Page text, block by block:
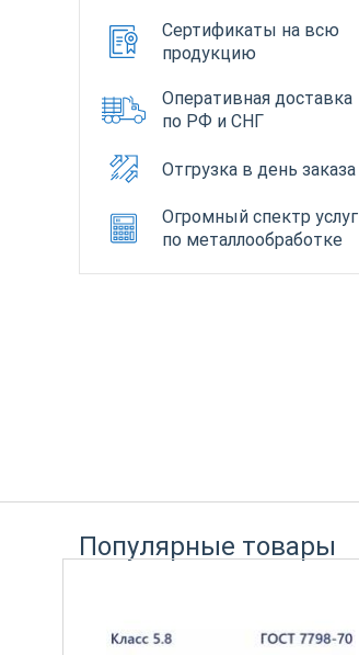
Сертификаты на всю
продукцию
Оперативная доставка
по РФ и СНГ
Отгрузка в день заказа
Огромный спектр услуг
по металлообработке
Популярные товары